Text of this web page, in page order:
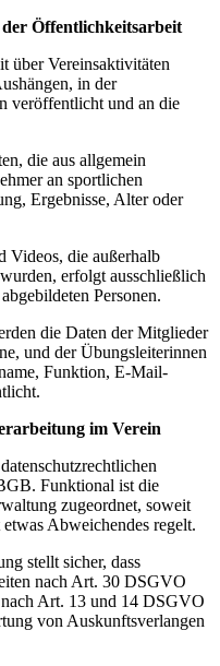
Öffentlichkeitsarbeit
über Vereinsaktivitäten
in der
veröffentlicht und an die
die aus allgemein
an sportlichen
Ergebnisse, Alter oder
Videos, die außerhalb
erfolgt ausschließlich
Personen.
die Daten der Mitglieder
und der Übungsleiterinnen
Funktion, E-Mail-
im Verein
Funktional ist die
zugeordnet, soweit
Abweichendes regelt.
stellt sicher, dass
nach Art. 30 DSGVO
Art. 13 und 14 DSGVO
von Auskunftsverlangen